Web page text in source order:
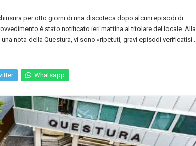
per otto giorni di una discoteca dopo alcuni episodi di
è stato notificato ieri mattina al titolare del locale. Alla
nota della Questura, vi sono «ripetuti, gravi episodi verificatisi …
Whatsapp